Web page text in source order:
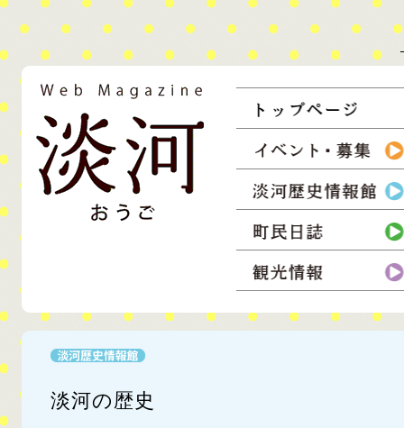
ウェブマガジン淡河
淡河町の情報を住民達が収集し、発信。生活者の息づかいを伝えるウェ
コンテンツ
淡河の歴史